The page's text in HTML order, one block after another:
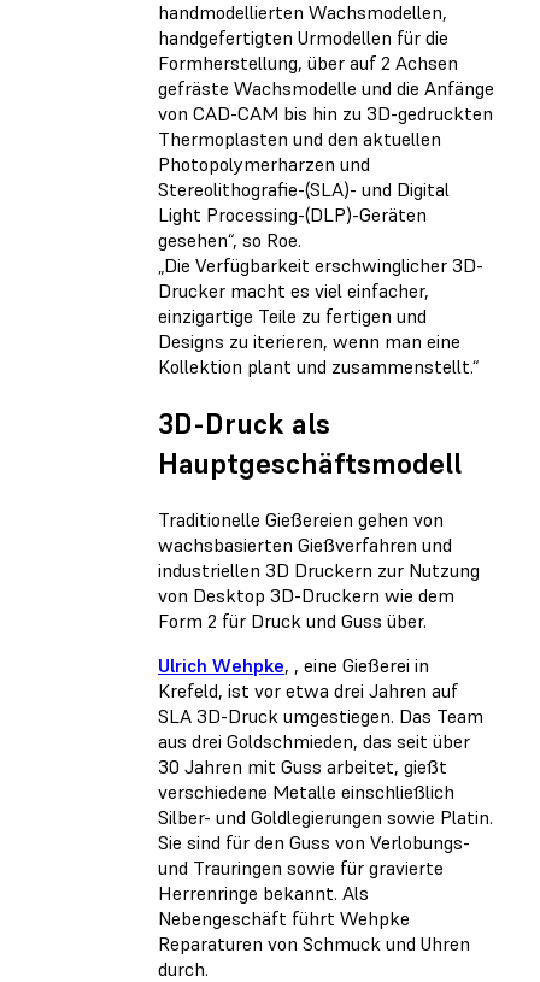
handmodellierten Wachsmodellen,
handgefertigten Urmodellen für die
Formherstellung, über auf 2 Achsen
gefräste Wachsmodelle und die Anfänge
von CAD-CAM bis hin zu 3D-gedruckten
Thermoplasten und den aktuellen
Photopolymerharzen und
Stereolithografie-(SLA)- und Digital
Light Processing-(DLP)-Geräten
gesehen“, so Roe.
„Die Verfügbarkeit erschwinglicher 3D-
Drucker macht es viel einfacher,
einzigartige Teile zu fertigen und
Designs zu iterieren, wenn man eine
Kollektion plant und zusammenstellt.“
3D-Druck als
Hauptgeschäftsmodell
Traditionelle Gießereien gehen von
wachsbasierten Gießverfahren und
industriellen 3D Druckern zur Nutzung
von Desktop 3D-Druckern wie dem
Form 2 für Druck und Guss über.
Ulrich Wehpke, , eine Gießerei in
Krefeld, ist vor etwa drei Jahren auf
SLA 3D-Druck umgestiegen. Das Team
aus drei Goldschmieden, das seit über
30 Jahren mit Guss arbeitet, gießt
verschiedene Metalle einschließlich
Silber- und Goldlegierungen sowie Platin.
Sie sind für den Guss von Verlobungs-
und Trauringen sowie für gravierte
Herrenringe bekannt. Als
Nebengeschäft führt Wehpke
Reparaturen von Schmuck und Uhren
durch.